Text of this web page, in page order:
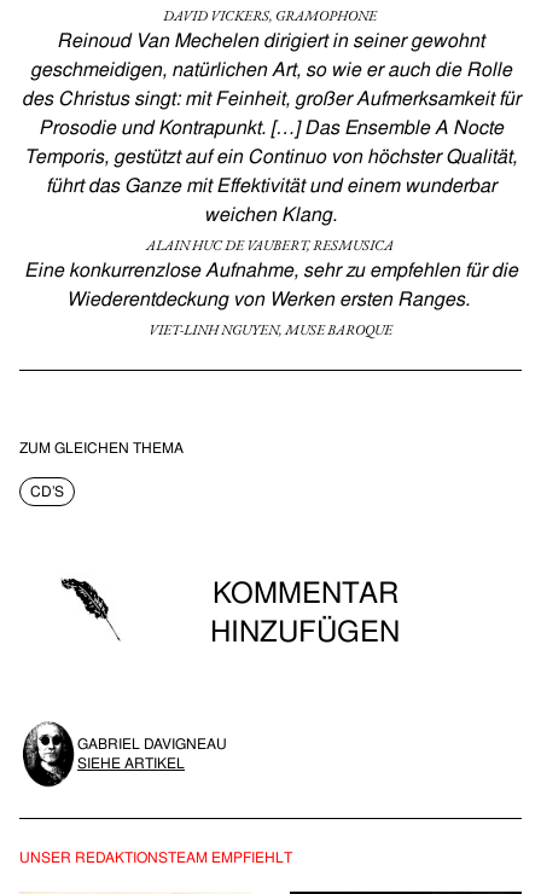
DAVID VICKERS, GRAMOPHONE
Reinoud Van Mechelen dirigiert in seiner gewohnt
geschmeidigen, natürlichen Art, so wie er auch die Rolle
des Christus singt: mit Feinheit, großer Aufmerksamkeit für
Prosodie und Kontrapunkt. […] Das Ensemble A Nocte
Temporis, gestützt auf ein Continuo von höchster Qualität,
führt das Ganze mit Effektivität und einem wunderbar
weichen Klang.
ALAIN HUC DE VAUBERT, RESMUSICA
Eine konkurrenzlose Aufnahme, sehr zu empfehlen für die
Wiederentdeckung von Werken ersten Ranges.
VIET-LINH NGUYEN, MUSE BAROQUE
ZUM GLEICHEN THEMA
CD’S
KOMMENTAR
HINZUFÜGEN
Sie müssen eingeloggt sein, um Kommentare abgeben zu
können.
ANMELDEN
GABRIEL DAVIGNEAU
SIEHE ARTIKEL
UNSER REDAKTIONSTEAM EMPFIEHLT